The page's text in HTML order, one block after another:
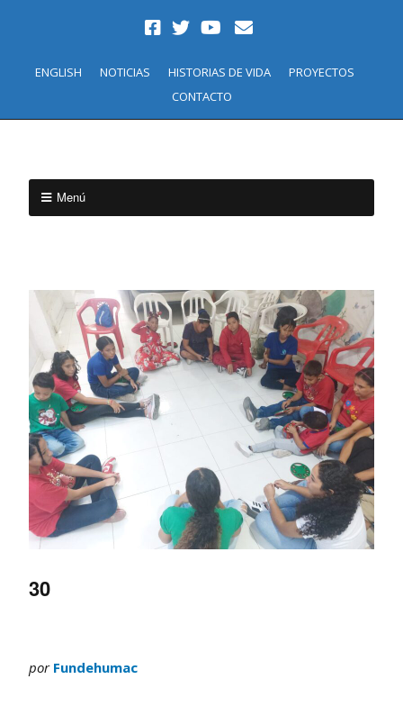
ENGLISH NOTICIAS HISTORIAS DE VIDA
PROYECTOS
CONTACTO
Menú
30
por Fundehumac